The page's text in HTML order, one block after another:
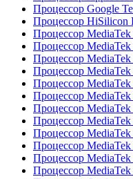
Процессор Google
Процессор HiSilicon
Процессор
Процессор
Процессор
Процессор
Процессор
Процессор
Процессор
Процессор
Процессор
Процессор
Процессор
Процессор